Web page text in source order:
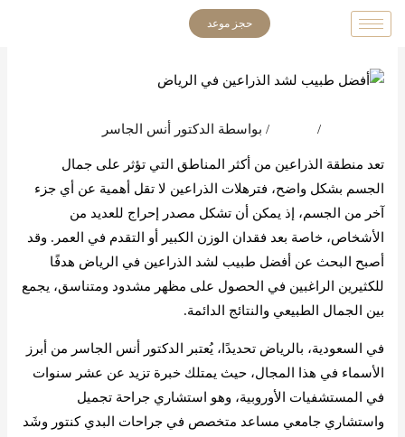
تخطي
إلى
حجز موعد
/ / بواسطة الدكتور أنس الجاسر
تعد منطقة الذراعين من أكثر المناطق التي تؤثر على جمال
الجسم بشكل واضح، فترهلات الذراعين لا تقل أهمية عن أي جزء
آخر من الجسم، إذ يمكن أن تشكل مصدر إحراج للعديد من
الأشخاص، خاصة بعد فقدان الوزن الكبير أو التقدم في العمر. وقد
أصبح البحث عن أفضل طبيب لشد الذراعين في الرياض هدفًا
للكثيرين الراغبين في الحصول على مظهر مشدود ومتناسق، يجمع
بين الجمال الطبيعي والنتائج الدائمة.
في السعودية، بالرياض تحديدًا، يُعتبر الدكتور أنس الجاسر من أبرز
الأسماء في هذا المجال، حيث يمتلك خبرة تزيد عن عشر سنوات
في المستشفيات الأوروبية، وهو استشاري جراحة تجميل
واستشاري جامعي مساعد متخصص في جراحات البدي كنتور وشَد